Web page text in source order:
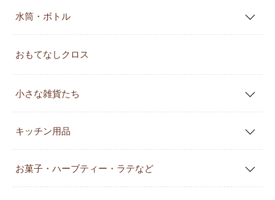
水筒・ボトル
おもてなしクロス
小さな雑貨たち
キッチン用品
お菓子・ハーブティー・ラテなど